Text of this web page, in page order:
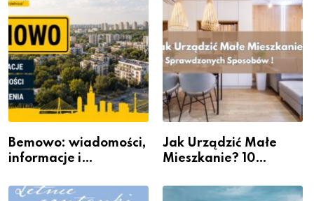
Bemowo: wiadomości,
informacje i
Jak Urządzić Małe
Mieszkanie? 10
Przestrzeni Bez